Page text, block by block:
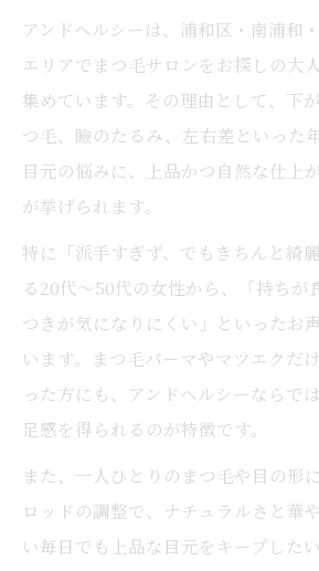
アンドヘルシーは、浦和区・南浦和
エリアでまつ毛サロンをお探しの大
集めています。その理由として、下
つ毛、瞼のたるみ、左右差といった
目元の悩みに、上品かつ自然な仕上
が挙げられます。
特に「派手すぎず、でもきちんと綺
る20代〜50代の女性から、「持ちが
つきが気になりにくい」といったお
います。まつ毛パーマやマツエクだ
った方にも、アンドヘルシーならで
足感を得られるのが特徴です。
また、一人ひとりのまつ毛や目の形
ロッドの調整で、ナチュラルさと華
い毎日でも上品な目元をキープした